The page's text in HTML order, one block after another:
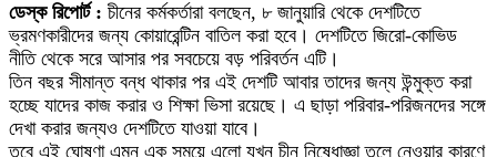
ডেস্ক রিপোর্ট : চীনের কর্মকর্তারা বলছেন, ৮ জানুয়ারি থেকে দেশটিতে
ভ্রমণকারীদের জন্য কোয়ারেন্টিন বাতিল করা হবে। দেশটিতে জিরো-কোভিড
নীতি থেকে সরে আসার পর সবচেয়ে বড় পরিবর্তন এটি।
তিন বছর সীমান্ত বন্ধ থাকার পর এই দেশটি আবার তাদের জন্য উন্মুক্ত করা
হচ্ছে যাদের কাজ করার ও শিক্ষা ভিসা রয়েছে। এ ছাড়া পরিবার-পরিজনদের সঙ্গে
দেখা করার জন্যও দেশটিতে যাওয়া যাবে।
তবে এই ঘোষণা এমন এক সময়ে এলো যখন চীন নিষেধাজ্ঞা তুলে নেওয়ার কারণে